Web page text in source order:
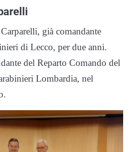
già comandante
di Lecco, per due anni.
del Reparto Comando del
Lombardia, nel